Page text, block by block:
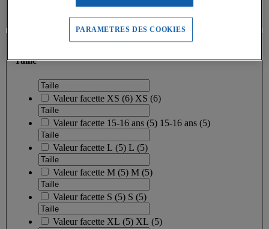
Valeur facette Polyester(11) Polyester
Taille
Valeur facette XS (6) XS (6)
Valeur facette 15-16 ans (5) 15-16 ans (5)
Valeur facette L (5) L (5)
Valeur facette M (5) M (5)
Valeur facette S (5) S (5)
Valeur facette XL (5) XL (5)
PARAMETRES DES COOKIES